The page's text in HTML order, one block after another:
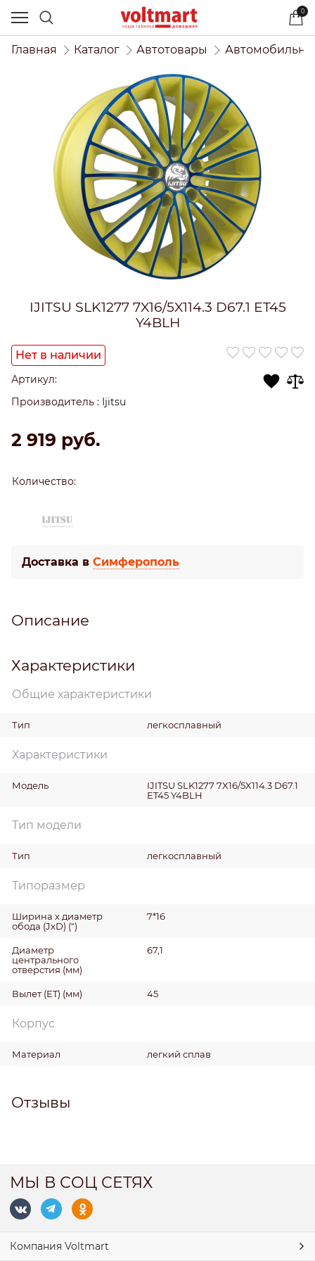
0
Главная Каталог Автотовары
IJITSU SLK1277 7X16/5X114.3 D67.1 ET45
Y4BLH
Нет в наличии
Артикул:
Производитель : Ijitsu
2 919 руб.
Количество:
Доставка в Симферополь
Описание
Характеристики
Общие характеристики
Тип легкосплавный
Характеристики
Модель
IJITSU SLK1277 7X16/5X114.3 D67.1
ET45 Y4BLH
Тип модели
Тип легкосплавный
Типоразмер
Ширина х диаметр
обода (JxD) (")
7*16
Диаметр
центрального
отверстия (мм)
67,1
Вылет (ET) (мм) 45
Корпус
Материал легкий сплав
Отзывы
МЫ В СОЦ СЕТЯХ
Компания Voltmart